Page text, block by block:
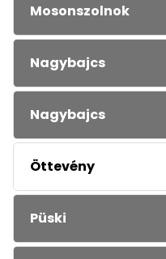
Mosonszolnok
Nagybajcs
Nagybajcs
Öttevény
Püski